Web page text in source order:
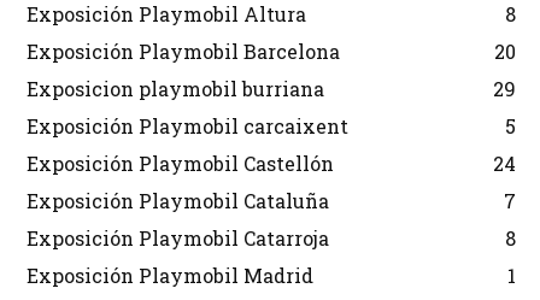
Exposición Playmobil Altura
8
Exposición Playmobil Barcelona
20
Exposicion playmobil burriana
29
Exposición Playmobil carcaixent
5
Exposición Playmobil Castellón
24
Exposición Playmobil Cataluña
7
Exposición Playmobil Catarroja
8
Exposición Playmobil Madrid
1